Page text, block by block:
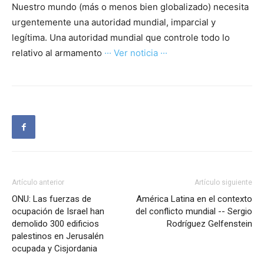
Nuestro mundo (más o menos bien globalizado) necesita
urgentemente una autoridad mundial, imparcial y
legítima. Una autoridad mundial que controle todo lo
relativo al armamento ··· Ver noticia ···
Artículo anterior
ONU: Las fuerzas de
ocupación de Israel han
demolido 300 edificios
palestinos en Jerusalén
ocupada y Cisjordania
Artículo siguiente
América Latina en el contexto
del conflicto mundial -- Sergio
Rodríguez Gelfenstein